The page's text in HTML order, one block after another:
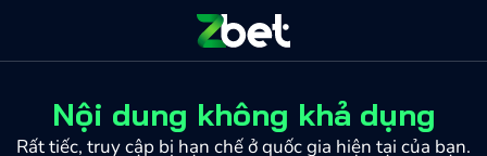
Nội dung không khả dụng
Rất tiếc, truy cập bị hạn chế ở quốc gia hiện tại của bạn.